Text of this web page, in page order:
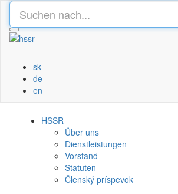
sk
de
en
HSSR
Über uns
Dienstleistungen
Vorstand
Statuten
Členský príspevok